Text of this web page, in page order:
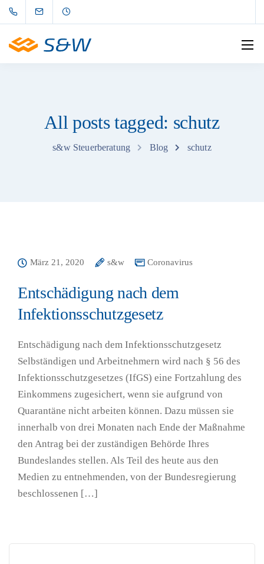
All posts tagged: schutz
s&w Steuerberatung Blog schutz
März 21, 2020 s&w Coronavirus
Entschädigung nach dem
Infektionsschutzgesetz
Entschädigung nach dem Infektionsschutzgesetz
Selbständigen und Arbeitnehmern wird nach § 56 des
Infektionsschutzgesetzes (IfGS) eine Fortzahlung des
Einkommens zugesichert, wenn sie aufgrund von
Quarantäne nicht arbeiten können. Dazu müssen sie
innerhalb von drei Monaten nach Ende der Maßnahme
den Antrag bei der zuständigen Behörde Ihres
Bundeslandes stellen. Als Teil des heute aus den
Medien zu entnehmenden, von der Bundesregierung
beschlossenen […]